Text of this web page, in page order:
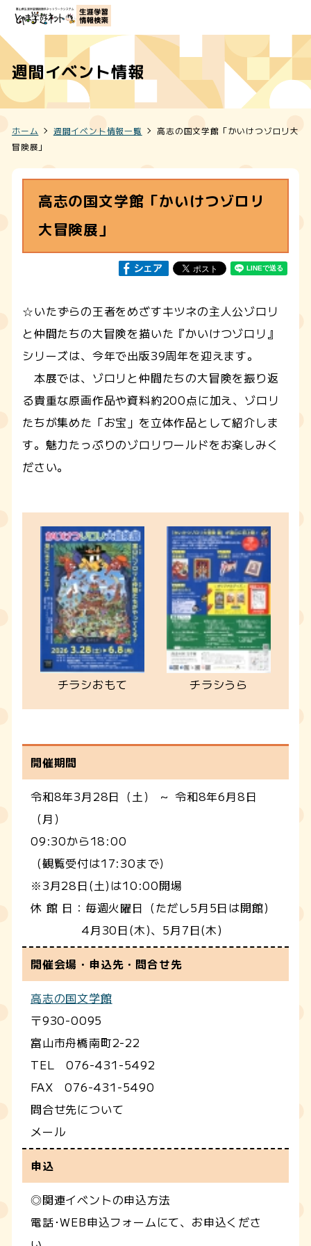
週間イベント情報
ホーム 週間イベント情報一覧
高志の国文学館「かいけつゾロリ大
冒険展」
高志の国文学館「かいけつゾロリ
大冒険展」
☆いたずらの王者をめざすキツネの主人公ゾロリ
と仲間たちの大冒険を描いた『かいけつゾロリ』
シリーズは、今年で出版39周年を迎えます。
本展では、ゾロリと仲間たちの大冒険を振り返
る貴重な原画作品や資料約200点に加え、ゾロリ
たちが集めた「お宝」を立体作品として紹介しま
す。魅力たっぷりのゾロリワールドをお楽しみく
ださい。
チラシおもて チラシうら
開催期間
令和8年3月28日（土） ～ 令和8年6月8日
（月）
09:30から18:00
（観覧受付は17:30まで）
※3月28日(土)は10:00開場
休 館 日：毎週火曜日（ただし5月5日は開館)
4月30日(木)、5月7日(木)
開催会場・申込先・問合せ先
高志の国文学館
〒930-0095
富山市舟橋南町2-22
TEL 076-431-5492
FAX 076-431-5490
問合せ先について
メール
申込
◎関連イベントの申込方法
電話･WEB申込フォームにて、お申込くださ